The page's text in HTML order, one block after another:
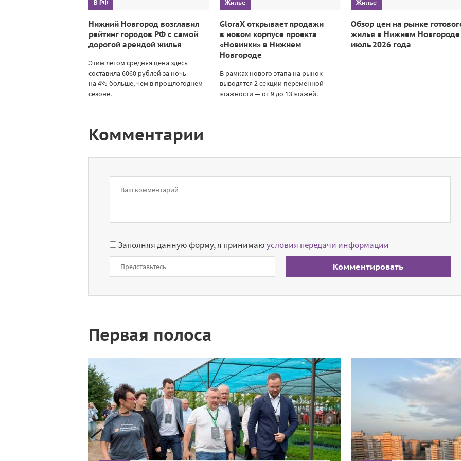
В РФ
Нижний Новгород возглавил
рейтинг городов РФ с самой
дорогой арендой жилья
Этим летом средняя цена здесь
составила 6060 рублей за ночь —
на 4% больше, чем в прошлогоднем
сезоне.
Жилье
GloraX открывает продажи
в новом корпусе проекта
«Новинки» в Нижнем
Новгороде
В рамках нового этапа на рынок
выводятся 2 секции переменной
этажности — от 9 до 13 этажей.
Жилье
Обзор цен на рынке
жилья в Нижнем Новгороде
июль 2026 года
Комментарии
Заполняя данную форму, я принимаюусловия передачи информации
Комментировать
Первая полоса